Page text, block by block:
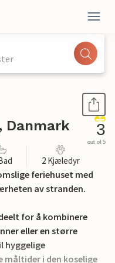
Danmark 3
out of 5
2 Kjæledyr
feriehuset med
av stranden.
for å kombinere
eller en større
hyggelige
måltider i den koselige